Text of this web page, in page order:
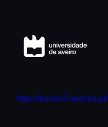
https://eurocc2.web.ua.pt/